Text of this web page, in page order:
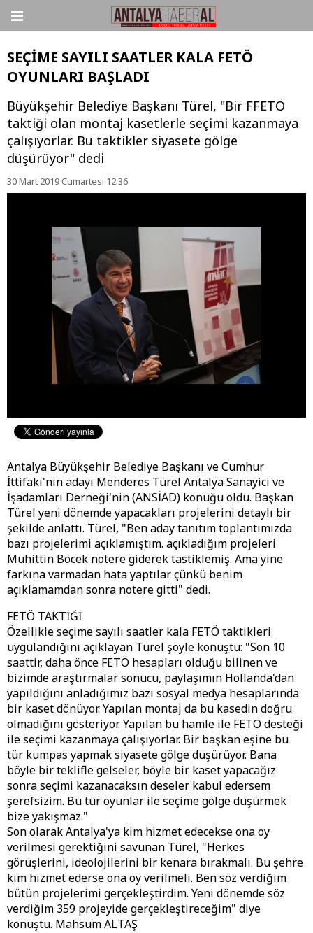
SEÇİME SAYILI SAATLER KALA FETÖ
OYUNLARI BAŞLADI
Büyükşehir Belediye Başkanı Türel, "Bir FFETÖ
taktiği olan montaj kasetlerle seçimi kazanmaya
çalışıyorlar. Bu taktikler siyasete gölge
düşürüyor" dedi
30 Mart 2019 Cumartesi 12:36
Antalya Büyükşehir Belediye Başkanı ve Cumhur
İttifakı'nın adayı Menderes Türel Antalya Sanayici ve
İşadamları Derneği'nin (ANSİAD) konuğu oldu. Başkan
Türel yeni dönemde yapacakları projelerini detaylı bir
şekilde anlattı. Türel, "Ben aday tanıtım toplantımızda
bazı projelerimi açıklamıştım. açıkladığım projeleri
Muhittin Böcek notere giderek tastiklemiş. Ama yine
farkına varmadan hata yaptılar çünkü benim
açıklamamdan sonra notere gitti" dedi.
FETÖ TAKTİĞİ
Özellikle seçime sayılı saatler kala FETÖ taktikleri
uygulandığını açıklayan Türel şöyle konuştu: "Son 10
saattir, daha önce FETÖ hesapları olduğu bilinen ve
bizimde araştırmalar sonucu, paylaşımın Hollanda'dan
yapıldığını anladığımız bazı sosyal medya hesaplarında
bir kaset dönüyor. Yapılan montaj da bu kasedin doğru
olmadığını gösteriyor. Yapılan bu hamle ile FETÖ desteği
ile seçimi kazanmaya çalışıyorlar. Bir başkan eşine bu
tür kumpas yapmak siyasete gölge düşürüyor. Bana
böyle bir teklifle gelseler, böyle bir kaset yapacağız
sonra seçimi kazanacaksın deseler kabul edersem
şerefsizim. Bu tür oyunlar ile seçime gölge düşürmek
bize yakışmaz."
Son olarak Antalya'ya kim hizmet edecekse ona oy
verilmesi gerektiğini savunan Türel, "Herkes
görüşlerini, ideolojilerini bir kenara bırakmalı. Bu şehre
kim hizmet ederse ona oy verilmeli. Ben söz verdiğim
bütün projelerimi gerçekleştirdim. Yeni dönemde söz
verdiğim 359 projeyide gerçekleştireceğim" diye
konuştu. Mahsum ALTAŞ